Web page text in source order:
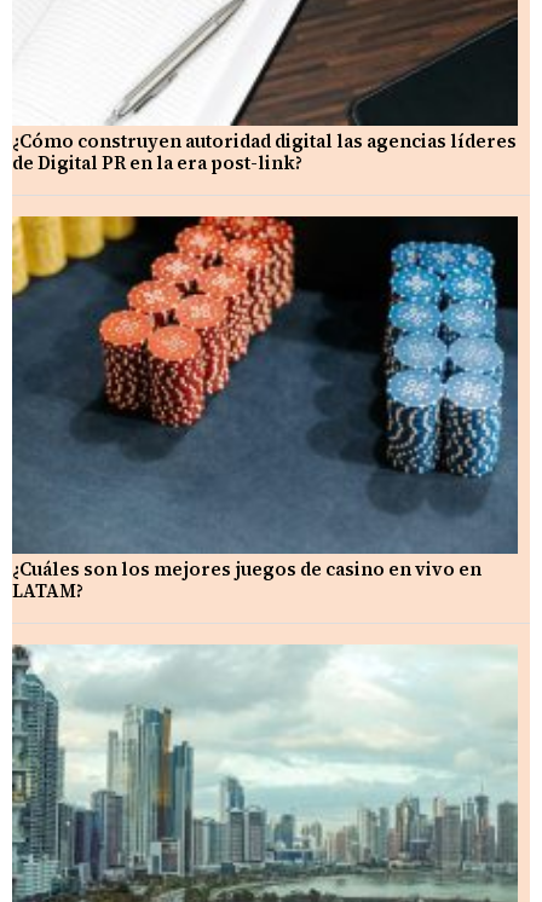
¿Cómo construyen autoridad digital las agencias líderes
de Digital PR en la era post-link?
¿Cuáles son los mejores juegos de casino en vivo en
LATAM?